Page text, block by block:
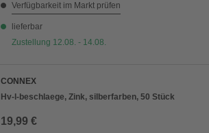
Verfügbarkeit im Markt prüfen
lieferbar
Zustellung 12.08. - 14.08.
CONNEX
Hv-l-beschlaege, Zink, silberfarben, 50 Stück
19,99 €